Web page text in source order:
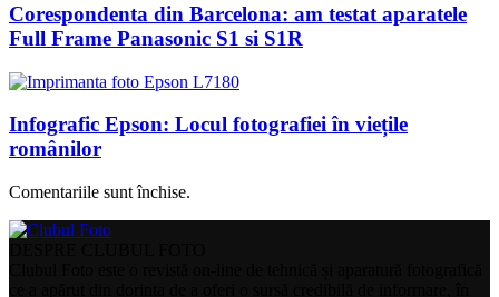
Corespondenta din Barcelona: am testat aparatele
Full Frame Panasonic S1 si S1R
Infografic Epson: Locul fotografiei în viețile
românilor
Comentariile sunt închise.